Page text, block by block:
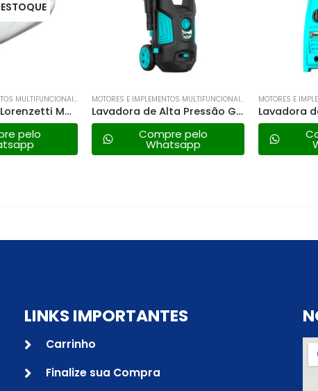
MOTORES E IMPLEMENTOS MULTIFUNCIONAIS
Pressurizador Lorenzetti Maxi Turbo – 220v
pelo
MOTORES E IMPLEMENTOS MULTIFUNCIONAIS
Lavadora de Alta Pressão Gl-1600 Garthen 1600w 220v
Compre pelo
Whatsapp
LINKS IMPORTANTES
Carrinho
Finalize sua Compra